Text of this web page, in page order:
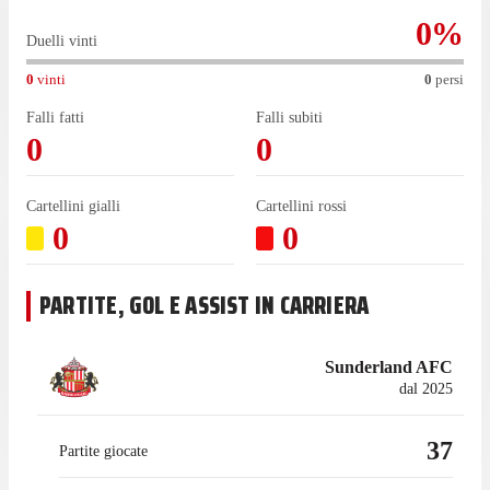
Duelli vinti 0%
0 vinti 0 persi
Falli fatti
0
Falli subiti
0
Cartellini gialli
0
Cartellini rossi
0
PARTITE, GOL E ASSIST IN CARRIERA
Sunderland AFC
dal 2025
Partite giocate 37